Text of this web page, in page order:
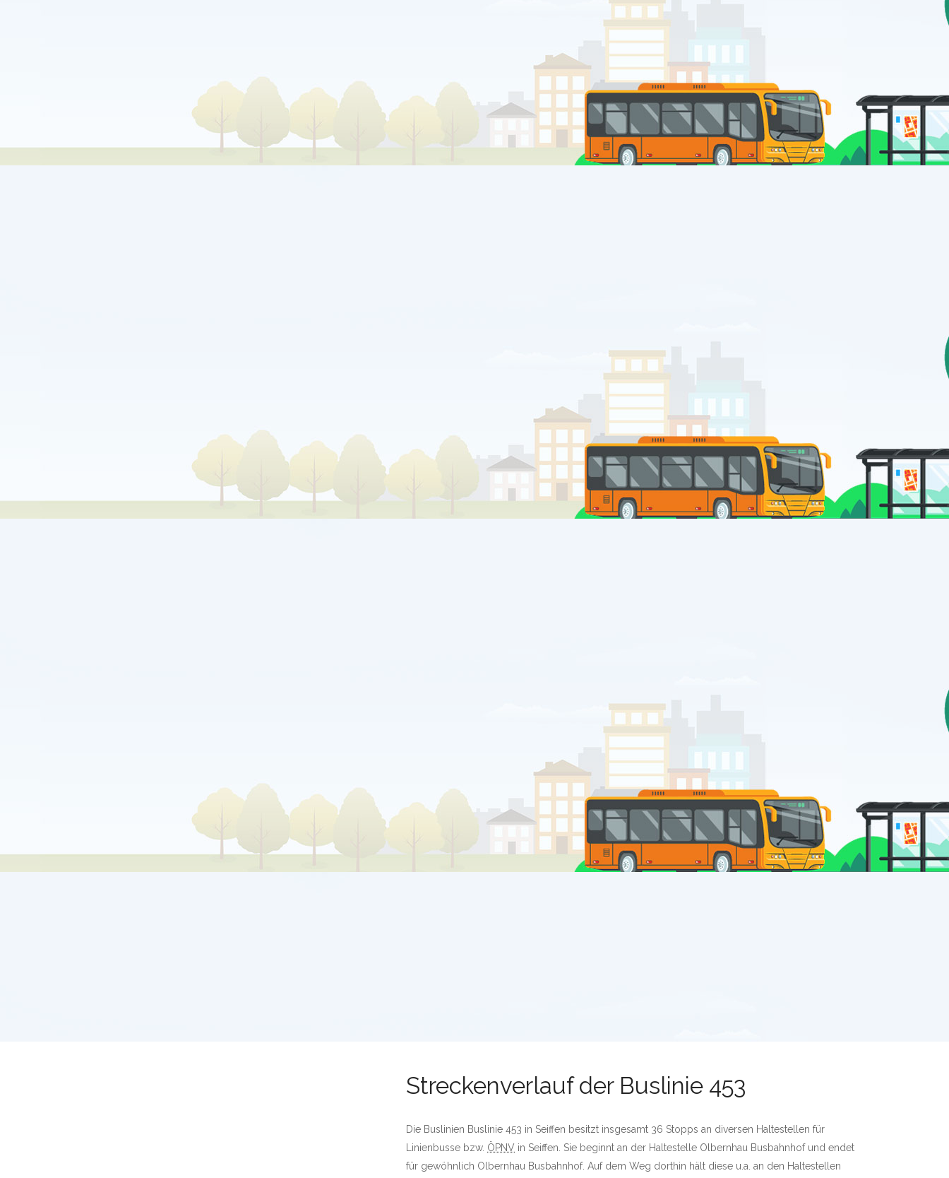
Streckenverlauf der Buslinie 453
Die Buslinien Buslinie 453 in Seiffen besitzt insgesamt 36 Stopps an diversen Haltestellen für
Linienbusse bzw. ÖPNV in Seiffen. Sie beginnt an der Haltestelle Olbernhau Busbahnhof und endet
für gewöhnlich Olbernhau Busbahnhof. Auf dem Weg dorthin hält diese u.a. an den Haltestellen